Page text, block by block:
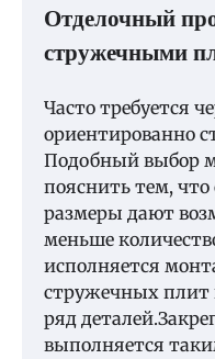
Отделочный
стружечными
Часто требуется
ориентированно
Подобный выбор
пояснить тем,
размеры дают
меньше
исполняется
стружечных плит
ряд
выполняется